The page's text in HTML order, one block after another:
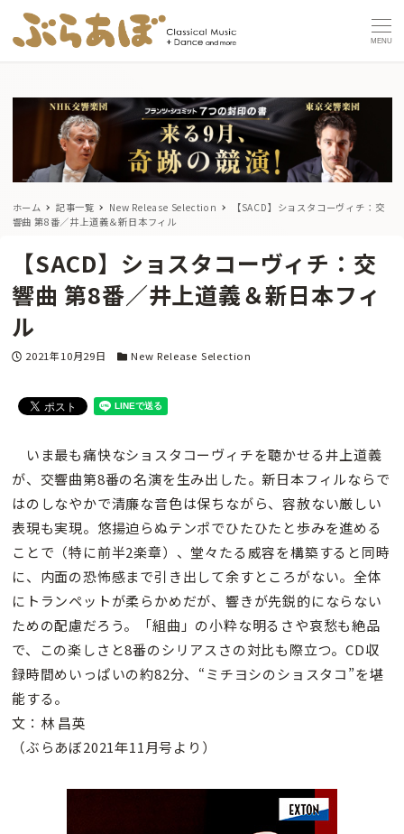
MENU
ホーム 記事一覧 New Release Selection
【SACD】ショスタコーヴィチ：交
響曲 第8番／井上道義＆新日本フィル
【SACD】ショスタコーヴィチ：交
響曲 第8番／井上道義＆新日本フィ
ル
投稿日
2021年10月29日 カテゴリー
New Release Selection
いま最も痛快なショスタコーヴィチを聴かせる井上道義
が、交響曲第8番の名演を生み出した。新日本フィルならで
はのしなやかで清廉な音色は保ちながら、容赦ない厳しい
表現も実現。悠揚迫らぬテンポでひたひたと歩みを進める
ことで（特に前半2楽章）、堂々たる威容を構築すると同時
に、内面の恐怖感まで引き出して余すところがない。全体
にトランペットが柔らかめだが、響きが先鋭的にならない
ための配慮だろう。「組曲」の小粋な明るさや哀愁も絶品
で、この楽しさと8番のシリアスさの対比も際立つ。CD収
録時間めいっぱいの約82分、“ミチヨシのショスタコ”を堪
能する。
文：林 昌英
（ぶらあぼ2021年11月号より）